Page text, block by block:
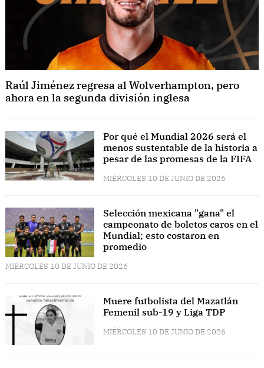
Raúl Jiménez regresa al Wolverhampton, pero
ahora en la segunda división inglesa
Por qué el Mundial 2026 será el
menos sustentable de la historia a
pesar de las promesas de la FIFA
MIÉRCOLES 10 DE JUNIO DE 2026
Selección mexicana "gana" el
campeonato de boletos caros en el
Mundial; esto costaron en
promedio
MIÉRCOLES 10 DE JUNIO DE 2026
Muere futbolista del Mazatlán
Femenil sub-19 y Liga TDP
MIÉRCOLES 10 DE JUNIO DE 2026